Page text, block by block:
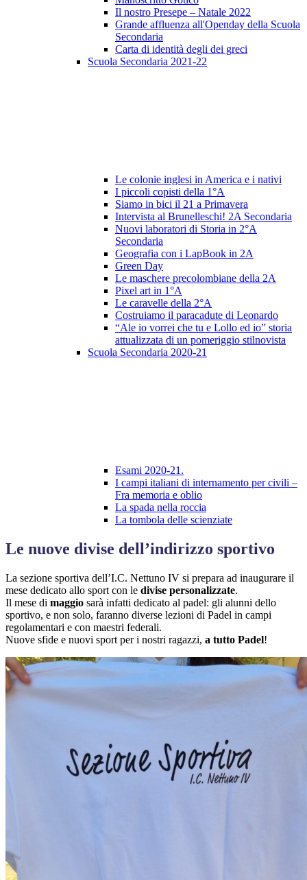
Il nostro Presepe – Natale 2022
Grande affluenza all'Openday della Scuola
Secondaria
Carta di identità degli dei greci
Scuola Secondaria 2021-22
Le colonie inglesi in America e i nativi
I piccoli copisti della 1°A
Siamo in bici il 21 a Primavera
Intervista al Brunelleschi! 2A Secondaria
Nuovi laboratori di Storia in 2°A
Secondaria
Geografia con i LapBook in 2A
Green Day
Le maschere precolombiane della 2A
Pixel art in 1°A
Le caravelle della 2°A
Costruiamo il paracadute di Leonardo
“Ale io vorrei che tu e Lollo ed io” storia
attualizzata di un pomeriggio stilnovista
Scuola Secondaria 2020-21
Esami 2020-21.
I campi italiani di internamento per civili –
Fra memoria e oblio
La spada nella roccia
La tombola delle scienziate
Le nuove divise dell’indirizzo sportivo
La sezione sportiva dell’I.C. Nettuno IV si prepara ad inaugurare il
mese dedicato allo sport con le divise personalizzate.
Il mese di maggio sarà infatti dedicato al padel: gli alunni dello
sportivo, e non solo, faranno diverse lezioni di Padel in campi
regolamentari e con maestri federali.
Nuove sfide e nuovi sport per i nostri ragazzi, a tutto Padel!